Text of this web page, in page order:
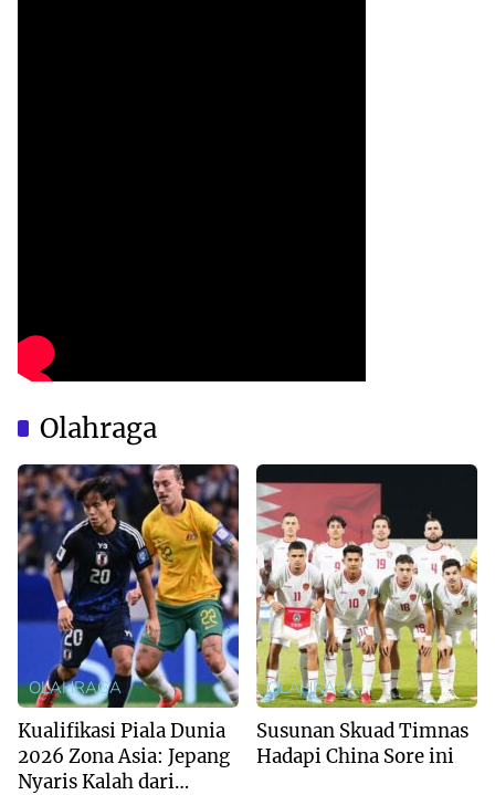
Olahraga
OLAHRAGA
Kualifikasi Piala Dunia
2026 Zona Asia: Jepang
Nyaris Kalah dari
OLAHRAGA
Susunan Skuad Timnas
Hadapi China Sore ini